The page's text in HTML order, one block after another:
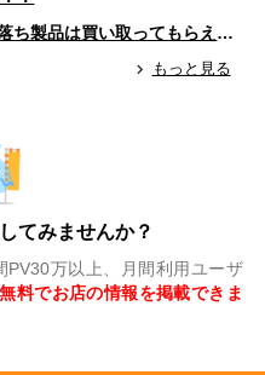
取ってもらえる？（ゲームソフト編）
もっと見る
てみませんか？
万以上、月間利用ユーザ
無料でお店の情報を掲載できま